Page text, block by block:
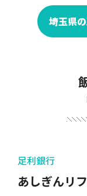
埼玉県
足利銀行
あしぎんリ